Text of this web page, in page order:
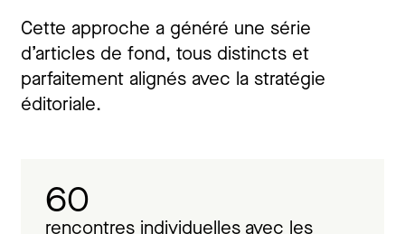
Cette approche a généré une série
d’articles de fond, tous distincts et
parfaitement alignés avec la stratégie
éditoriale.
60
rencontres individuelles avec les